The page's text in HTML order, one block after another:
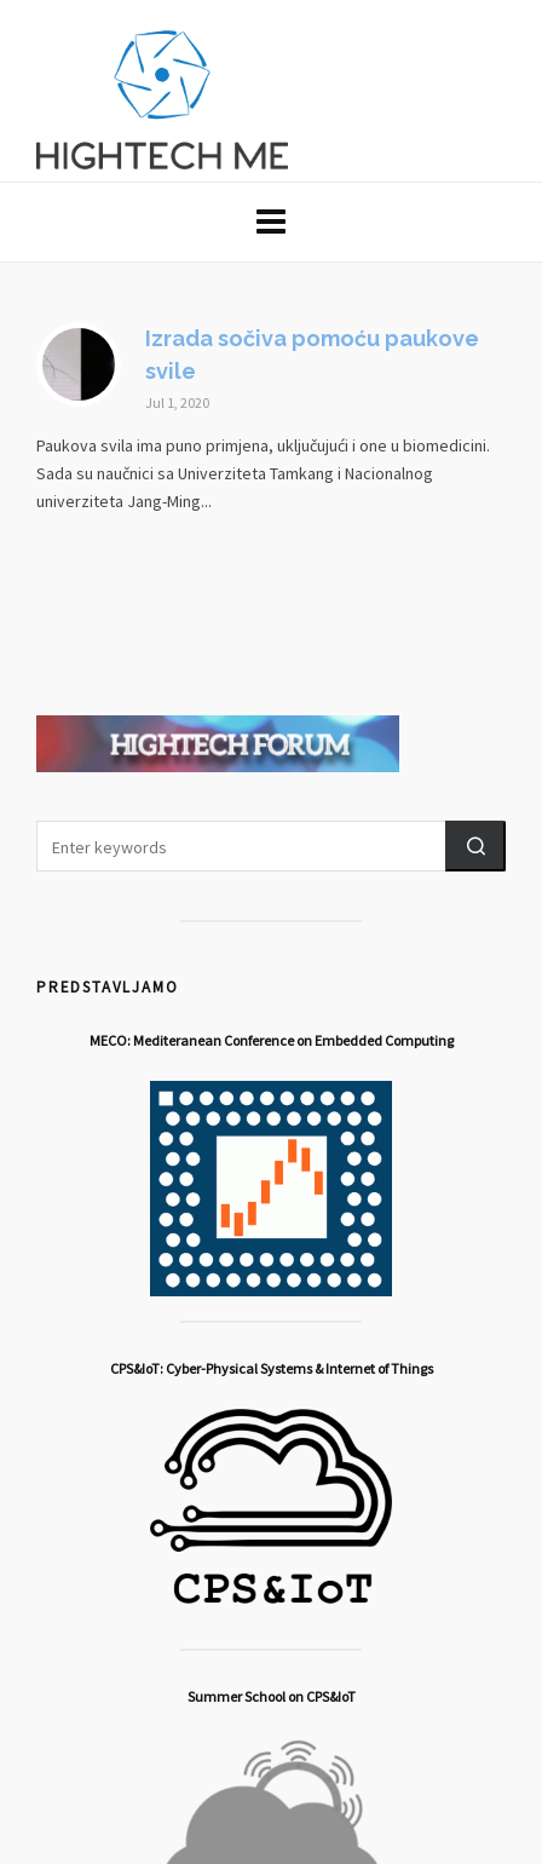
Izrada sočiva pomoću paukove
svile
Jul 1, 2020
Paukova svila ima puno primjena, uključujući i one u biomedicini.
Sada su naučnici sa Univerziteta Tamkang i Nacionalnog
univerziteta Jang-Ming...
PREDSTAVLJAMO
MECO: Mediteranean Conference on Embedded Computing
CPS&IoT: Cyber-Physical Systems & Internet of Things
Summer School on CPS&IoT